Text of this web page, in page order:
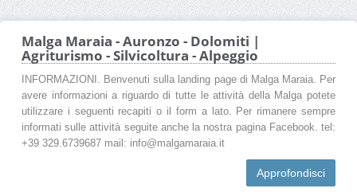
Malga Maraia - Auronzo - Dolomiti |
Agriturismo - Silvicoltura - Alpeggio
INFORMAZIONI. Benvenuti sulla landing page di Malga Maraia. Per
avere informazioni a riguardo di tutte le attività della Malga potete
utilizzare i seguenti recapiti o il form a lato. Per rimanere sempre
informati sulle attività seguite anche la nostra pagina Facebook. tel:
+39 329.6739687 mail: info@malgamaraia.it
Approfondisci